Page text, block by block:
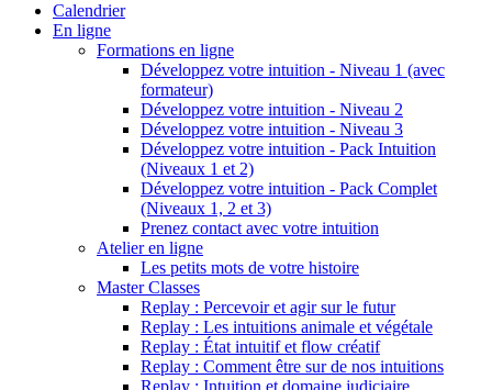
Calendrier
En ligne
Formations en ligne
Développez votre intuition - Niveau 1 (avec
formateur)
Développez votre intuition - Niveau 2
Développez votre intuition - Niveau 3
Développez votre intuition - Pack Intuition
(Niveaux 1 et 2)
Développez votre intuition - Pack Complet
(Niveaux 1, 2 et 3)
Prenez contact avec votre intuition
Atelier en ligne
Les petits mots de votre histoire
Master Classes
Replay : Percevoir et agir sur le futur
Replay : Les intuitions animale et végétale
Replay : État intuitif et flow créatif
Replay : Comment être sur de nos intuitions
Replay : Intuition et domaine judiciaire